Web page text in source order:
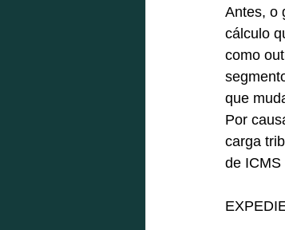
Antes, o
cálculo
como
que
Por
carga
de ICMS